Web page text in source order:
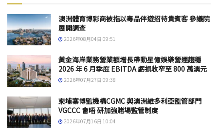
澳洲體育博彩商被指以毒品伴遊招待貴賓客 參議院
展開調查
2026年08月04日 09:51
黃金海岸業務營業額增長帶動星億娛樂營運趨穩
2026 年 6 月季度 EBITDA 虧損收窄至 800 萬澳元
2026年07月27日 09:38
柬埔寨博監機構CGMC 與澳洲維多利亞監管部門
VGCCC 會晤 研加強賭場監管制度
2026年07月16日 10:04